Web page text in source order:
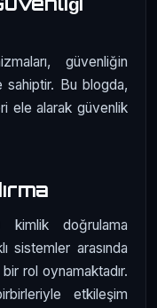
güvenliğin
sahiptir. Bu blogda,
ele alarak güvenlik
kimlik doğrulama
sistemler arasında
rol oynamaktadır.
etkileşim